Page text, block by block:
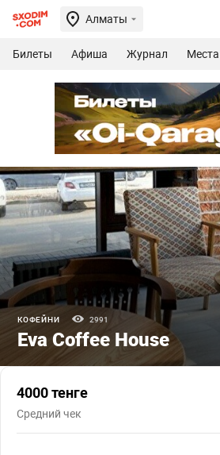
Алматы
Билеты Афиша Журнал Места
КОФЕЙНИ 2991
Eva Coffee House
4000 тенге
Средний чек